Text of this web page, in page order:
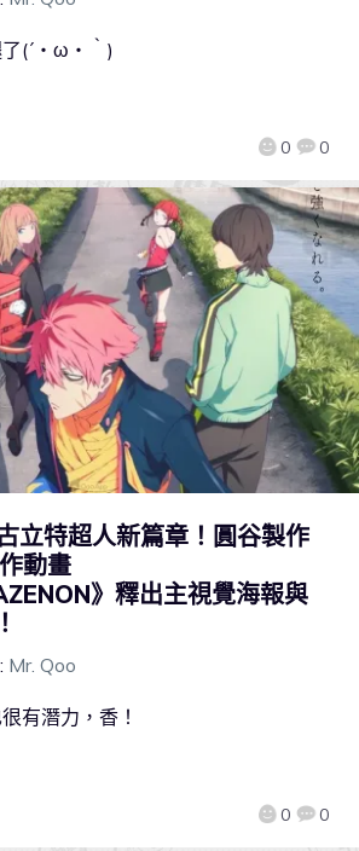
0 0
(´・ω・｀)
立特超人新篇章！圓谷製作
動畫
》釋出主視覺海報與
Mr. Qoo
0 0
有潛力，香！